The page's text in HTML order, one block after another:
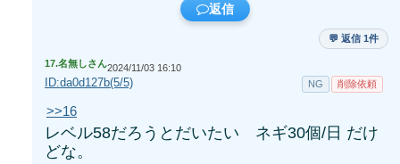
返信
💬 返信 1件
17.名無しさん2024/11/03 16:10
ID:da0d127b(5/5) NG 削除依頼
>>16
レベル58だろうとだいたい ネギ30個/日 だけ
どな。